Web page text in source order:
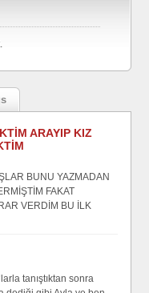
ARAYIP KIZ
BUNU YAZMADAN
FAKAT
VERDİM BU İLK
tanıştıktan sonra